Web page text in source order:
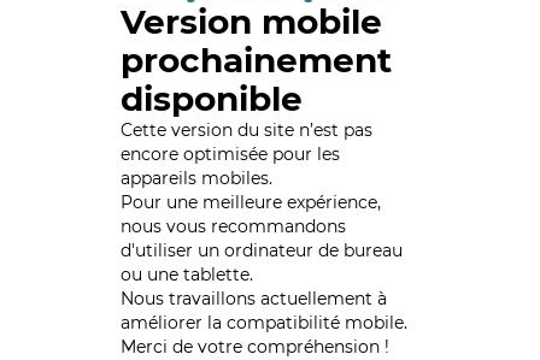
Version mobile
prochainement
disponible
Cette version du site n’est pas
encore optimisée pour les
appareils mobiles.
Pour une meilleure expérience,
nous vous recommandons
d'utiliser un ordinateur de bureau
ou une tablette.
Nous travaillons actuellement à
améliorer la compatibilité mobile.
Merci de votre compréhension !